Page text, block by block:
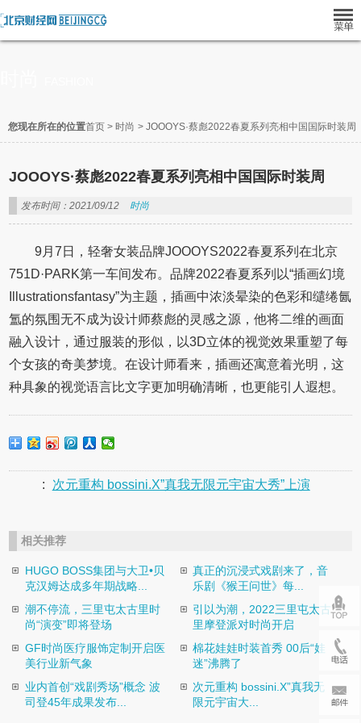
您现在所在的位置首页 > 时尚 > JOOOYS·蔡彪2022春夏系列亮相中国国际时装周
JOOOYS·蔡彪2022春夏系列亮相中国国际时装周
发布时间：2021/09/12 时尚
9月7日，轻奢女装品牌JOOOYS2022春夏系列在北京
751D·PARK第一车间发布。品牌2022春夏系列以“插画幻境
Illustrationsfantasy”为主题，插画中浓淡晕染的色彩和缱绻氤
氲的氛围无不成为设计师蔡彪的灵感之源，他将二维的画面
融入设计，通过服装的形似，以3D立体的视觉效果重塑了每
个女孩的奇美梦境。在设计师看来，插画还寓意着光明，这
种具象的视觉语言比文字更加明确清晰，也更能引人遐想。
: 次元重构 bossini.X”真我无限元宇宙大秀”上演
相关推荐
HUGO BOSS集团与大卫•贝
克汉姆达成多年期战略...
真正的沉浸式戏剧来了，音
乐剧《猴王问世》每...
潮不停流，三里屯太古里时
尚“演变”即将登场
引以为潮，2022三里屯太古
里摩登派对时尚开启
GF时尚医疗服饰定制开启医
美行业新气象
棉花娃娃时装首秀 00后“娃
迷”沸腾了
业内首创“戏剧秀场”概念 波
司登45年成果发布...
次元重构 bossini.X”真我无
限元宇宙大...